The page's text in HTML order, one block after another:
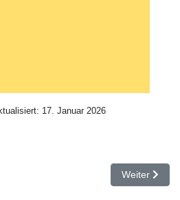
17. Januar 2026
Sportunterricht und Sportbefreiung
Nächster
Weiter